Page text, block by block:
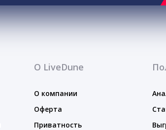
О LiveDune
О компании
Оферта
Приватность